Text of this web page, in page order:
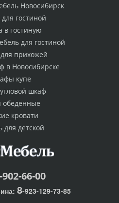
Новосибирск
гостиной
в гостиную
для гостиной
прихожей
в Новосибирске
купе
шкаф
обеденные
кровати
для детской
66-00
8-923-129-73-85